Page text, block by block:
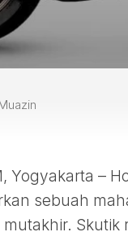
Yogyakarta –
sebuah
Skutik